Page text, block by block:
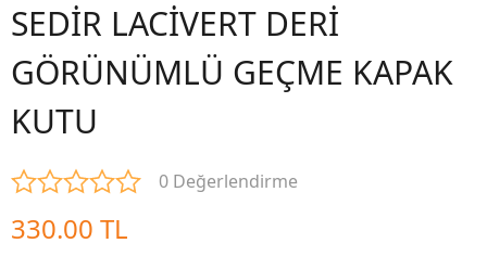
SEDİR LACİVERT DERİ
GÖRÜNÜMLÜ GEÇME KAPAK
KUTU
0 Değerlendirme
330.00 TL